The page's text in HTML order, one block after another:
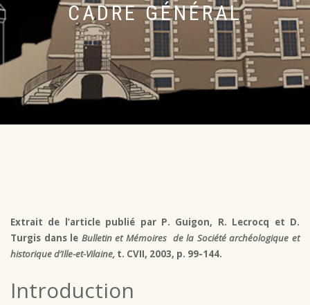
CADRE GÉNÉRAL
Extrait de l’article publié par P. Guigon, R. Lecrocq et D.
Turgis dans le Bulletin et Mémoires de la Société archéologique et
historique d’Ille-et-Vilaine, t. CVII, 2003, p. 99-144.
Introduction